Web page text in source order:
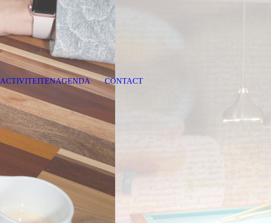
ACTIVITEITENAGENDA CONTACT